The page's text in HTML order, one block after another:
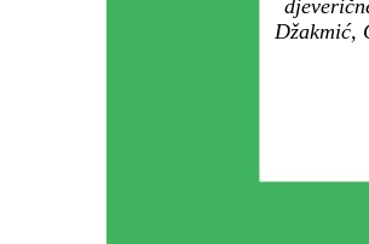
Džakmić,